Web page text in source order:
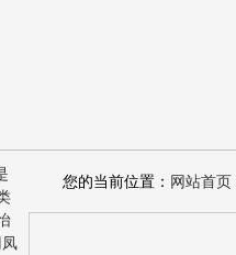
您的当前位置： 网站首页